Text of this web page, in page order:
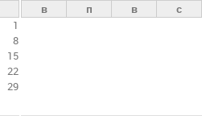
1
8
15
22
29
в п в с